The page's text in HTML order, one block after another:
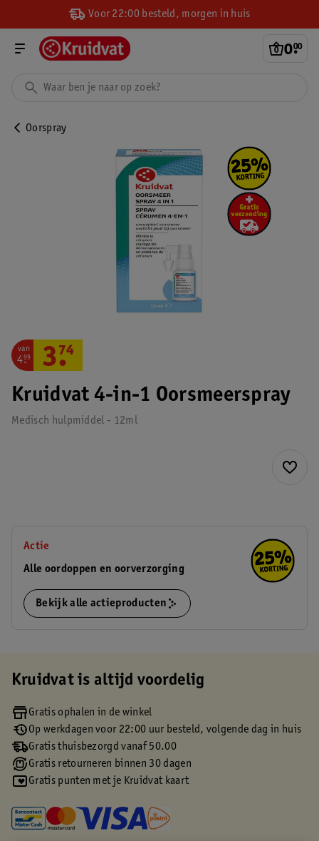
Voor 22:00 besteld, morgen in huis
0.
00
Oorspray
Kruidvat 4-in-1 Oorsmeerspray
Medisch hulpmiddel - 12ml
van
4.
99 3.
74
Actie
Alle oordoppen en oorverzorging
Bekijk alle actieproducten
Kruidvat is altijd voordelig
Gratis ophalen in de winkel
Op werkdagen voor 22:00 uur besteld, volgende dag in huis
Gratis thuisbezorgd vanaf 50.00
Gratis retourneren binnen 30 dagen
Gratis punten met je Kruidvat kaart